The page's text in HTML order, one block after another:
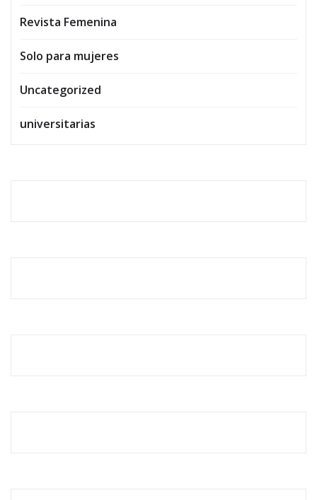
Revista Femenina
Solo para mujeres
Uncategorized
universitarias